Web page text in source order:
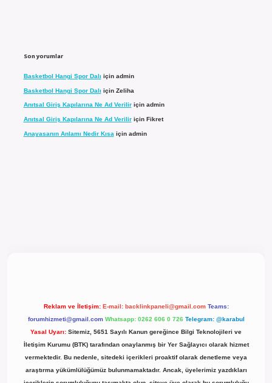
Son yorumlar
Basketbol Hangi Spor Dalı için admin
Basketbol Hangi Spor Dalı için Zeliha
Anıtsal Giriş Kapılarına Ne Ad Veriliriçin admin
Anıtsal Giriş Kapılarına Ne Ad Veriliriçin Fikret
Anayasanın Anlamı Nedir Kısa için admin
Reklam ve İletişim: E-mail: backlinkpaneli@gmail.com Teams:
forumhizmeti@gmail.com Whatsapp: 0262 606 0 726 Telegram: @karabul
Yasal Uyarı: Sitemiz, 5651 Sayılı Kanun gereğince Bilgi Teknolojileri ve
İletişim Kurumu (BTK) tarafından onaylanmış bir Yer Sağlayıcı olarak hizmet
vermektedir. Bu nedenle, sitedeki içerikleri proaktif olarak denetleme veya
araştırma yükümlülüğümüz bulunmamaktadır. Ancak, üyelerimiz yazdıkları